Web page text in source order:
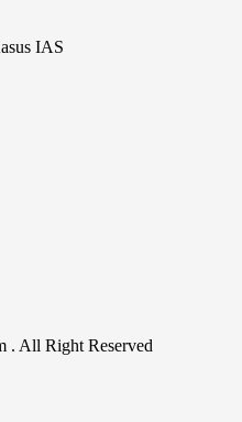
IAS
. All Right Reserved